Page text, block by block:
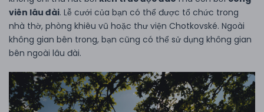
viên lâu đài. Lễ cưới của bạn có thể được tổ chức trong
nhà thờ, phòng khiêu vũ hoặc thư viện Chotkovské. Ngoài
không gian bên trong, bạn cũng có thể sử dụng không gian
bên ngoài lâu đài.